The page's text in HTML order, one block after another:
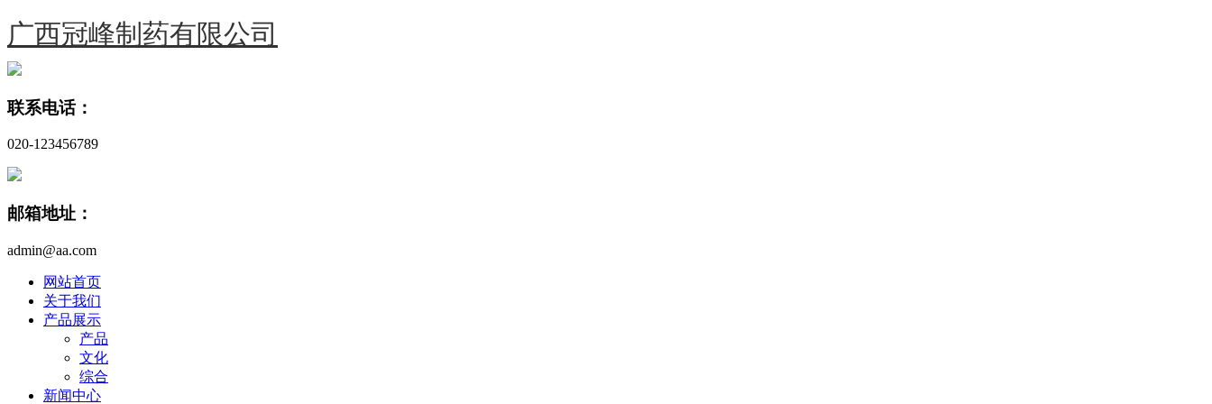
广西冠峰制药有限公司
联系电话：
020-123456789
邮箱地址：
admin@aa.com
网站首页
关于我们
产品展示
产品
文化
综合
新闻中心